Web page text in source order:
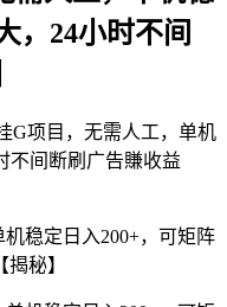
，24小时不间
G项目，无需人工，单机
不间断刷广告賺收益
稳定日入200+，可矩阵
秘】